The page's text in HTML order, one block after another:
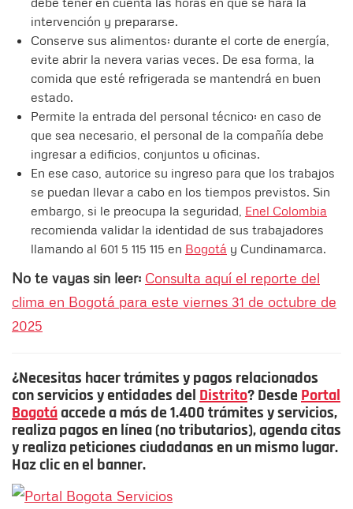
intervención y prepararse.
Conserve sus alimentos: durante el corte de energía,
evite abrir la nevera varias veces. De esa forma, la
comida que esté refrigerada se mantendrá en buen
estado.
Permite la entrada del personal técnico: en caso de
que sea necesario, el personal de la compañía debe
ingresar a edificios, conjuntos u oficinas.
En ese caso, autorice su ingreso para que los trabajos
se puedan llevar a cabo en los tiempos previstos. Sin
embargo, si le preocupa la seguridad, Enel Colombia
recomienda validar la identidad de sus trabajadores
llamando al 601 5 115 115 en Bogotá y Cundinamarca.
No te vayas sin leer: Consulta aquí el reporte del
clima en Bogotá para este viernes 31 de octubre de
2025
¿Necesitas hacer trámites y pagos relacionados
con servicios y entidades del Distrito? Desde Portal
Bogotáaccede a más de 1.400 trámites y servicios,
realiza pagos en línea (no tributarios), agenda citas
y realiza peticiones ciudadanas en un mismo lugar.
Haz clic en el banner.